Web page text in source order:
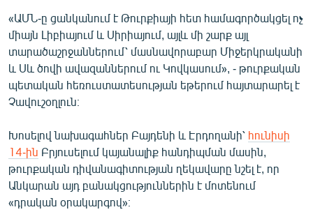
ՓՈԴՔԱՍԹ
Հայերեն
English
Русский
ՀԵՏԵՎԵՔ ՄԵԶ
«ԱՄՆ-ը ցանկանում է Թուրքիայի հետ համագործակցել ոչ
միայն Լիբիայում և Սիրիայում, այլև մի շարք այլ
տարածաշրջաններում՝ մասնավորաբար Միջերկրականի
և Սև ծովի ավազաններում ու Կովկասում», - թուրքական
պետական հեռուստատեսության եթերում հայտարարել է
Չավուշօղլուն։
Խոսելով նախագահներ Բայդենի և Էրդողանի՝ հունիսի
14-ին Բրյուսելում կայանալիք հանդիպման մասին,
թուրքական դիվանագիտության ղեկավարը նշել է, որ
Անկարան այդ բանակցություններին է մոտենում
«դրական օրակարգով»։